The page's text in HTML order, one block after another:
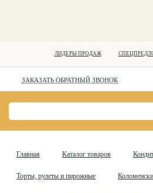
ЛИДЕРЫ ПРОДАЖ
ЗАКАЗАТЬ ОБРАТНЫЙ ЗВОНОК
Главная Каталог товаров
Торты, рулеты и пирожные